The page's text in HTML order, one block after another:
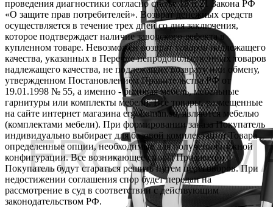
проведения диагностики согласно статье 18 и 21 Закона РФ
«О защите прав потребителей». Возврат денежных средств
осуществляется в течение трех дней со дня заключения,
которое подтверждает наличие заводского дефекта в
купленном товаре. Невозможен возврат товаров надлежащего
качества, указанных в Перечне непродовольственных товаров
надлежащего качества, не подлежащих возврату или обмену,
утвержденном Постановлением Правительства РФ от
19.01.1998 № 55, а именно - бытовая мебель, мебельные
гарнитуры или комплекты мебели. Все товары, размещенные
на сайте интернет магазина ergohuman.su, являются мебелью
(комплектами мебели). При формировании заказа Покупатель
индивидуально выбирает для базовой комплектации Товара
определенные опции, необходимые для получения нужной
конфигурации. Все возникающее споры Продавец и
Покупатель будут стараться решить путем переговоров. При
недостижении соглашения спор будет передан на
рассмотрение в суд в соответствии с действующим
законодательством РФ.